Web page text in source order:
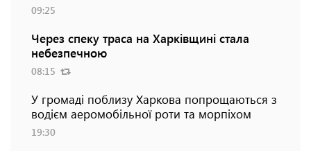
09:25
Через спеку траса на Харківщині стала
небезпечною
08:15
У громаді поблизу Харкова попрощаються з
водієм аеромобільної роти та морпіхом
19:30